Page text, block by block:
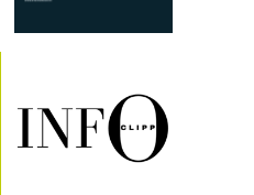
· Display
1500 VDC
sa tečnim
bez složenih